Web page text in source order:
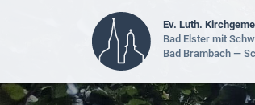
Ev. Luth.
Bad Elster mit
Bad Brambach —